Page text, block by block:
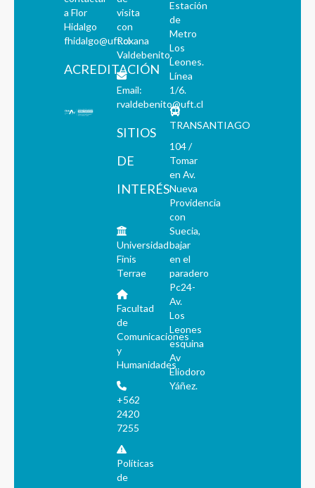
a Flor
Hidalgo
fhidalgo@uft.cl
ACREDITACIÓN
visita
con
Roxana
Valdebenito.
Email:
rvaldebenito@uft.cl
SITIOS
DE
INTERÉS
Universidad
Finis
Terrae
Facultad
de
Comunicaciones
y
Humanidades
+562
2420
7255
Políticas
de
Estación
de
Metro
Los
Leones.
Línea
1/6.
TRANSANTIAGO
104 /
Tomar
en Av.
Nueva
Providencia
con
Suecia,
bajar
en el
paradero
Pc24-
Av.
Los
Leones
esquina
Av
Eliodoro
Yáñez.